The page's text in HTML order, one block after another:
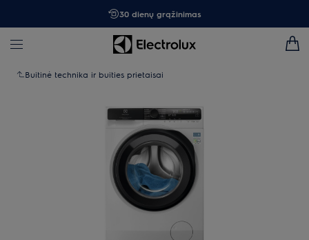
30 dienų grąžinimas
Buitinė technika ir buities prietaisai